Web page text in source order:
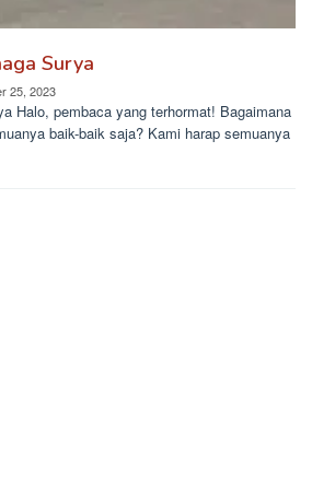
Surya
25, 2023
Halo, pembaca yang terhormat! Bagaimana
baik-baik saja? Kami harap semuanya